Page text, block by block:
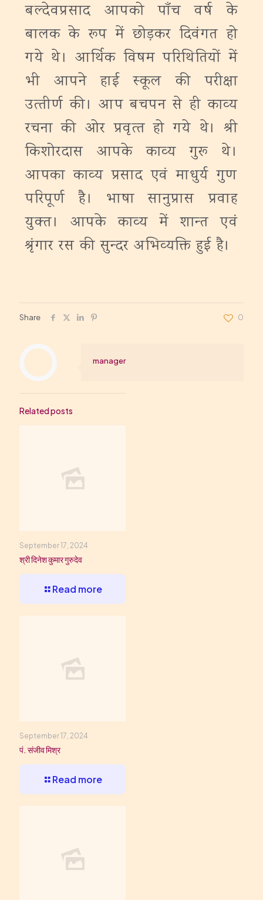
बल्‍देवप्रसाद आपको पाँच वर्ष के
बालक के रूप में छोड़कर दिवंगत हो
गये थे। आर्थिक विषम परिथितियों में
भी आपने हाई स्‍कूल की परीक्षा
उत्‍तीर्ण की। आप बचपन से ही काव्‍य
रचना की ओर प्रवृत्‍त हो गये थे। श्री
किशोरदास आपके काव्‍य गुरू थे।
आपका काव्‍य प्रसाद एवं माधुर्य गुण
परिपूर्ण है। भाषा सानुप्रास प्रवाह
युक्‍त। आपके काव्‍य में शान्‍त एवं
श्रृंगार रस की सुन्‍दर अभिव्‍यक्ति हुई है।
Share 0
manager
Related posts
September 17, 2024
श्री दिनेश कुमार गुरुदेव
Read more
September 17, 2024
पं. संजीव मिश्र
Read more